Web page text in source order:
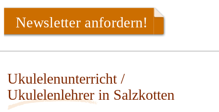
Newsletter anfordern!
Ukulelenunterricht /
Ukulelenlehrer in Salzkotten